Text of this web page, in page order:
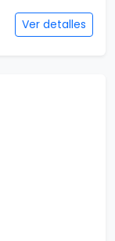
Ver detalles